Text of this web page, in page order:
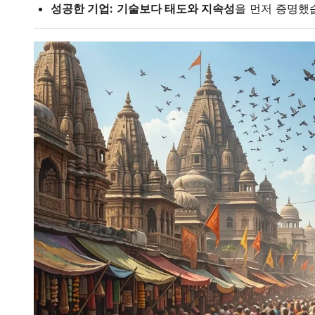
성공한 기업: 기술보다 태도와 지속성을 먼저 증명했